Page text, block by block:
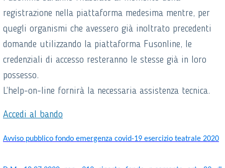
registrazione nella piattaforma medesima mentre, per
quegli organismi che avessero già inoltrato precedenti
domande utilizzando la piattaforma Fusonline, le
credenziali di accesso resteranno le stesse già in loro
possesso.
L’help-on-line fornirà la necessaria assistenza tecnica.
Accedi al bando
Avviso pubblico fondo emergenza covid-19 esercizio teatrale 2020